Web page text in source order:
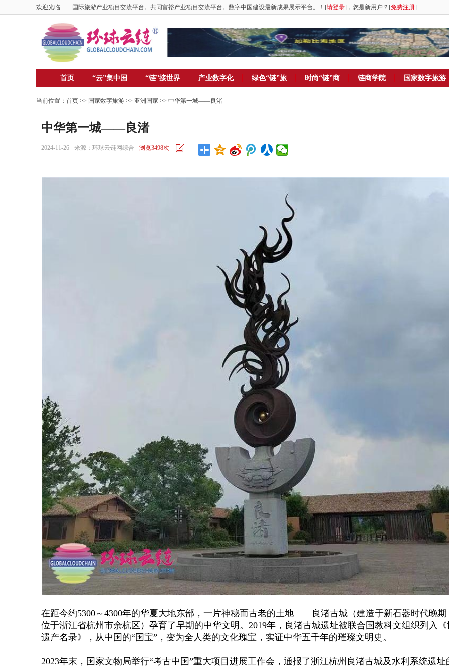
欢迎光临——国际旅游产业项目交流平台。共同富裕产业项目交流平台。数字中国建设最新成果展示平台。！[请登录]，您是新用户？[免费注册]
首页 “云”集中国 “链”接世界 产业数字化 绿色“链”旅 时尚“链”商 链商学院 国家数字旅游
当前位置： 首页 >> 国家数字旅游 >> 亚洲国家 >> 中华第一城——良渚
中华第一城——良渚
2024-11-26 来源：环球云链网综合 浏览3498次
在距今约5300～4300年的华夏大地东部，一片神秘而古老的土地——良渚古城（建造于新石器时代晚期
位于浙江省杭州市余杭区）孕育了早期的中华文明。2019年，良渚古城遗址被联合国教科文组织列入
遗产名录》，从中国的“国宝”，变为全人类的文化瑰宝，实证中华五千年的璀璨文明史。
2023年末，国家文物局举行“考古中国”重大项目进展工作会，通报了浙江杭州良渚古城及水利系统遗址